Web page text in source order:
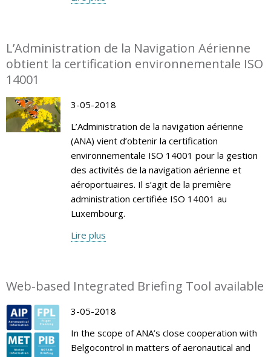
L’Administration de la Navigation Aérienne
obtient la certification environnementale ISO
14001
3-05-2018
L’Administration de la navigation aérienne
(ANA) vient d’obtenir la certification
environnementale ISO 14001 pour la gestion
des activités de la navigation aérienne et
aéroportuaires. Il s’agit de la première
administration certifiée ISO 14001 au
Luxembourg.
Lire plus
Web-based Integrated Briefing Tool available
3-05-2018
In the scope of ANA’s close cooperation with
Belgocontrol in matters of aeronautical and